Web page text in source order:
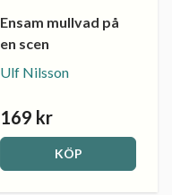
Ensam mullvad på
en scen
Ulf Nilsson
169 kr
KÖP